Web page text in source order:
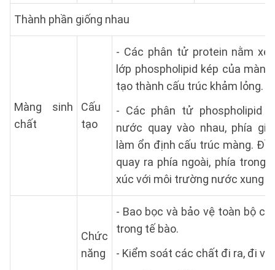
Thành phần giống nhau
Màng sinh
chất
Cấu
tạo
- Các phân tử protein nằm
lớp phospholipid kép của
tạo thành cấu trúc khảm lỏng.
- Các phân tử phospholipid
nước quay vào nhau, phía
làm ổn định cấu trúc màng.
quay ra phía ngoài, phía trong
xúc với môi trường nước xung
Chức
năng
- Bao bọc và bảo vệ toàn bộ
trong tế bào.
- Kiểm soát các chất đi ra, đi